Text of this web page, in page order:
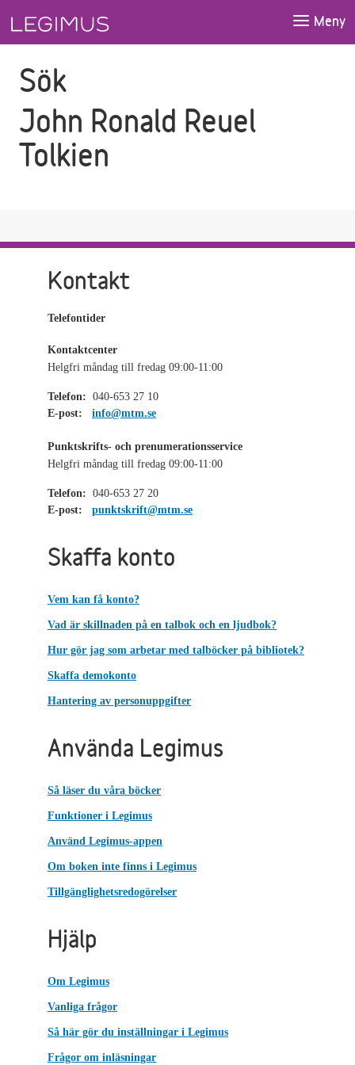
Meny
Sök
John Ronald Reuel
Tolkien
Kontakt
Telefontider
Kontaktcenter
Helgfri måndag till fredag 09:00-11:00
Telefon: 040-653 27 10
E-post:
info@mtm.se
Punktskrifts- och prenumerationsservice
Helgfri måndag till fredag 09:00-11:00
Telefon: 040-653 27 20
E-post:
punktskrift@mtm.se
Skaffa konto
Vem kan få konto?
Vad är skillnaden på en talbok och en ljudbok?
Hur gör jag som arbetar med talböcker på bibliotek?
Skaffa demokonto
Hantering av personuppgifter
Använda Legimus
Så läser du våra böcker
Funktioner i Legimus
Använd Legimus-appen
Om boken inte finns i Legimus
Tillgänglighetsredogörelser
Hjälp
Om Legimus
Vanliga frågor
Så här gör du inställningar i Legimus
Frågor om inläsningar